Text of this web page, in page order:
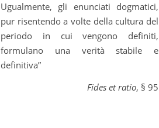
Ugualmente, gli enunciati dogmatici,
pur risentendo a volte della cultura del
periodo in cui vengono definiti,
formulano una verità stabile e
definitiva”
Fides et ratio, § 95